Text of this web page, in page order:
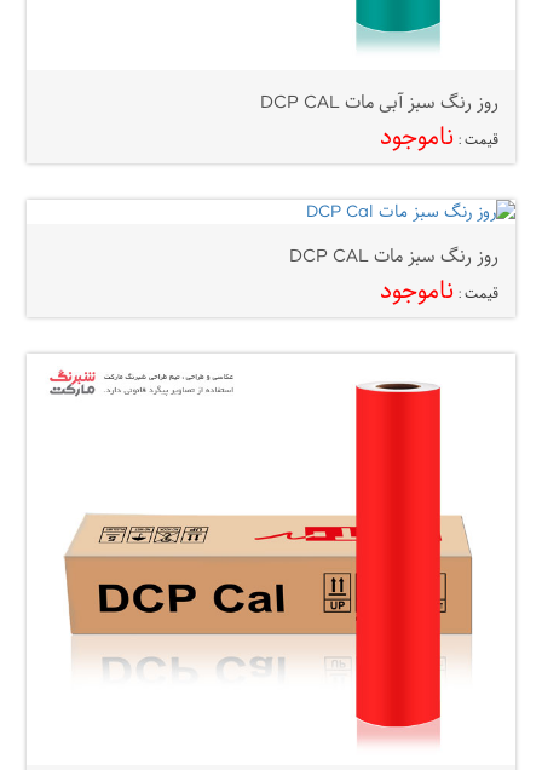
روز رنگ سبز آبی مات DCP CAL
قیمت : ناموجود
روز رنگ سبز مات DCP CAL
قیمت : ناموجود